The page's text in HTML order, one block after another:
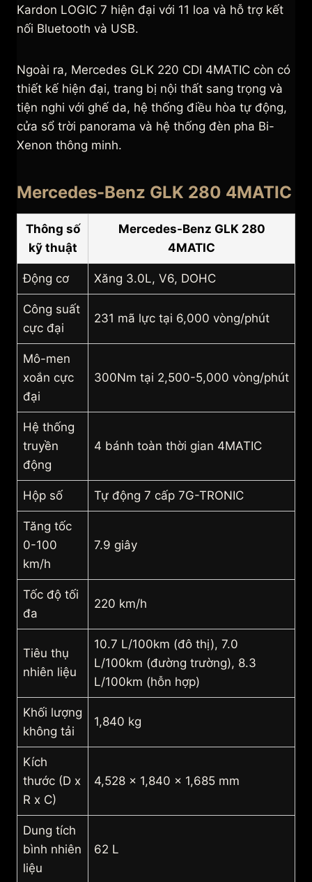
Kardon LOGIC 7 hiện đại với 11 loa và hỗ trợ kết
nối Bluetooth và USB.
Ngoài ra, Mercedes GLK 220 CDI 4MATIC còn có
thiết kế hiện đại, trang bị nội thất sang trọng và
tiện nghi với ghế da, hệ thống điều hòa tự động,
cửa sổ trời panorama và hệ thống đèn pha Bi-
Xenon thông minh.
Mercedes-Benz GLK 280 4MATIC
Thông số
kỹ thuật
Mercedes-Benz GLK 280
4MATIC
Động cơ Xăng 3.0L, V6, DOHC
Công suất
cực đại
231 mã lực tại 6,000 vòng/phút
Mô-men
xoắn cực
đại
300Nm tại 2,500-5,000 vòng/phút
Hệ thống
truyền
động
4 bánh toàn thời gian 4MATIC
Hộp số Tự động 7 cấp 7G-TRONIC
Tăng tốc
0-100
km/h
7.9 giây
Tốc độ tối
đa
220 km/h
Tiêu thụ
nhiên liệu
10.7 L/100km (đô thị), 7.0
L/100km (đường trường), 8.3
L/100km (hỗn hợp)
Khối lượng
không tải
1,840 kg
Kích
thước (D x
R x C)
4,528 x 1,840 x 1,685 mm
Dung tích
bình nhiên
liệu
62 L